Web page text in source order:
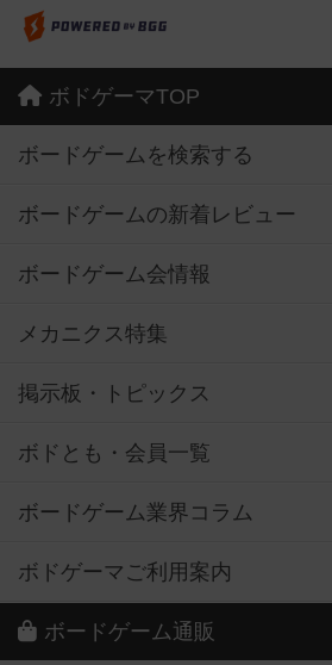
ボドゲーマTOP
ボードゲームを検索する
ボードゲームの新着レビュー
ボードゲーム会情報
メカニクス特集
掲示板・トピックス
ボドとも・会員一覧
ボードゲーム業界コラム
ボドゲーマご利用案内
ボードゲーム通販